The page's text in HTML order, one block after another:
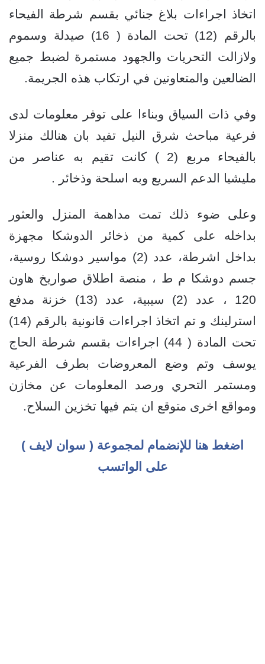
اتخاذ اجراءات بلاغ جنائي بقسم شرطة الفيحاء
بالرقم (12) تحت المادة ( 16) صيدلة وسموم
ولازالت التحريات والجهود مستمرة لضبط جميع
الضالعين والمتعاونين في ارتكاب هذه الجريمة.
وفي ذات السياق وبناءا على توفر معلومات لدى
فرعية مباحث شرق النيل تفيد بان هنالك منزلا
بالفيحاء مربع (2 ) كانت تقيم به عناصر من
مليشيا الدعم السريع وبه اسلحة وذخائر .
وعلى ضوء ذلك تمت مداهمة المنزل والعثور
بداخله على كمية من ذخائر الدوشكا مجهزة
بداخل اشرطة، عدد (2) مواسير دوشكا روسية،
جسم دوشكا م ط ، منصة اطلاق صواريخ هاون
120 ، عدد (2) سيبية، عدد (13) خزنة مدفع
استرلينك و تم اتخاذ اجراءات قانونية بالرقم (14)
تحت المادة ( 44) اجراءات بقسم شرطة الحاج
يوسف وتم وضع المعروضات بطرف الفرعية
ومستمر التحري ورصد المعلومات عن مخازن
ومواقع اخرى متوقع ان يتم فيها تخزين السلاح.
اضغط هنا للإنضمام لمجموعة ( سوان لايف )
على الواتسب